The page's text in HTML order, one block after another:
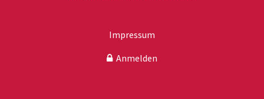
Impressum
Anmelden